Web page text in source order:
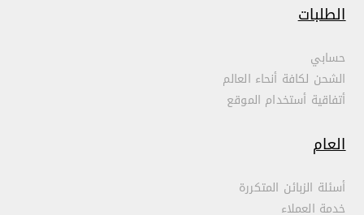
الطلبات
حسابي
الشحن لكافة أنحاء العالم
أتفاقية أستخدام الموقع
العام
أسئلة الزبائن المتكررة
خدمة العملاء